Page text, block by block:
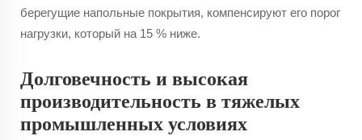
берегущие напольные покрытия, компенсируют его порог
нагрузки, который на 15 % ниже.
Долговечность и высокая
производительность в тяжелых
промышленных условиях